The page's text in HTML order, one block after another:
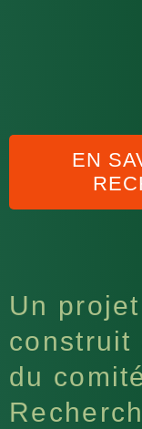
EN
Un
construit
du